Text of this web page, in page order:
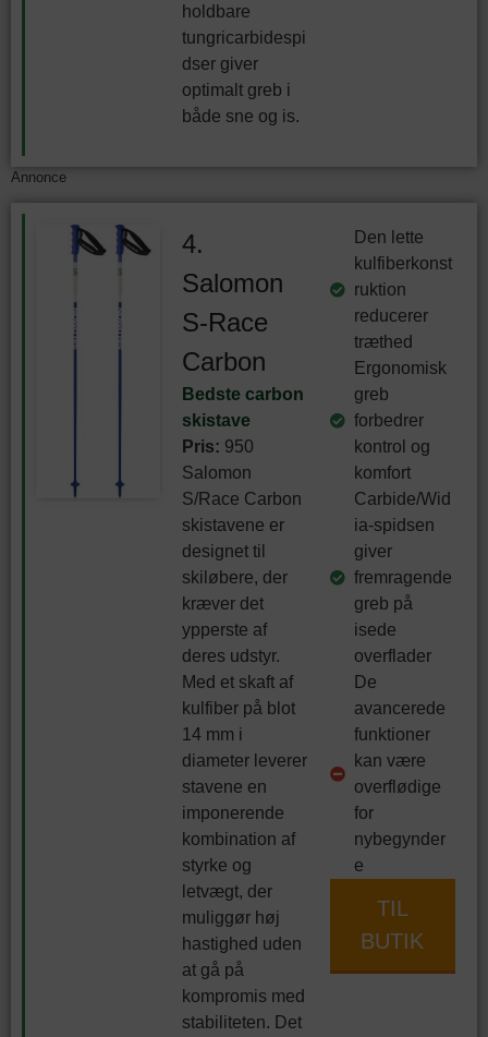
holdbare
tungricarbidespi
dser giver
optimalt greb i
både sne og is.
Annonce
4.
Salomon
S-Race
Carbon
Bedste carbon
skistave
Pris: 950
Salomon
S/Race Carbon
skistavene er
designet til
skiløbere, der
kræver det
ypperste af
deres udstyr.
Med et skaft af
kulfiber på blot
14 mm i
diameter leverer
stavene en
imponerende
kombination af
styrke og
letvægt, der
muliggør høj
hastighed uden
at gå på
kompromis med
stabiliteten. Det
Den lette
kulfiberkonst
ruktion
reducerer
træthed
Ergonomisk
greb
forbedrer
kontrol og
komfort
Carbide/Wid
ia-spidsen
giver
fremragende
greb på
isede
overflader
De
avancerede
funktioner
kan være
overflødige
for
nybegynder
e
TIL
BUTIK